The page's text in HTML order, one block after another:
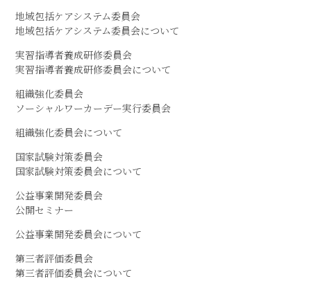
地域包括ケアシステム委員会
地域包括ケアシステム委員会について
実習指導者養成研修委員会
実習指導者養成研修委員会について
組織強化委員会
ソーシャルワーカーデー実行委員会
組織強化委員会について
国家試験対策委員会
国家試験対策委員会について
公益事業開発委員会
公開セミナー
公益事業開発委員会について
第三者評価委員会
第三者評価委員会について